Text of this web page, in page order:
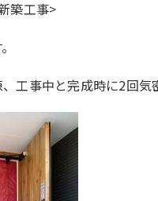
築工事>
工事中と完成時に2回気